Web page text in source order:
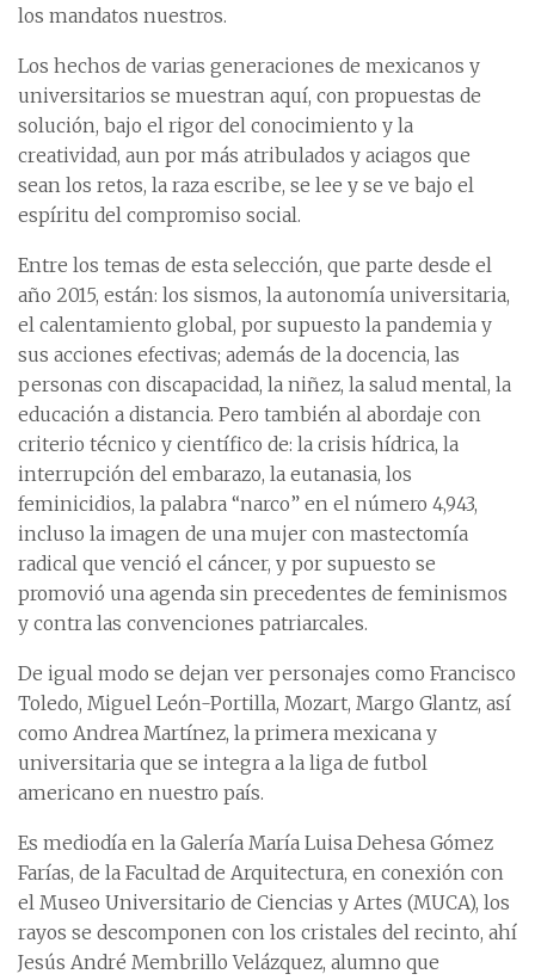
los mandatos nuestros.
Los hechos de varias generaciones de mexicanos y
universitarios se muestran aquí, con propuestas de
solución, bajo el rigor del conocimiento y la
creatividad, aun por más atribulados y aciagos que
sean los retos, la raza escribe, se lee y se ve bajo el
espíritu del compromiso social.
Entre los temas de esta selección, que parte desde el
año 2015, están: los sismos, la autonomía universitaria,
el calentamiento global, por supuesto la pandemia y
sus acciones efectivas; además de la docencia, las
personas con discapacidad, la niñez, la salud mental, la
educación a distancia. Pero también al abordaje con
criterio técnico y científico de: la crisis hídrica, la
interrupción del embarazo, la eutanasia, los
feminicidios, la palabra “narco” en el número 4,943,
incluso la imagen de una mujer con mastectomía
radical que venció el cáncer, y por supuesto se
promovió una agenda sin precedentes de feminismos
y contra las convenciones patriarcales.
De igual modo se dejan ver personajes como Francisco
Toledo, Miguel León-Portilla, Mozart, Margo Glantz, así
como Andrea Martínez, la primera mexicana y
universitaria que se integra a la liga de futbol
americano en nuestro país.
Es mediodía en la Galería María Luisa Dehesa Gómez
Farías, de la Facultad de Arquitectura, en conexión con
el Museo Universitario de Ciencias y Artes (MUCA), los
rayos se descomponen con los cristales del recinto, ahí
Jesús André Membrillo Velázquez, alumno que